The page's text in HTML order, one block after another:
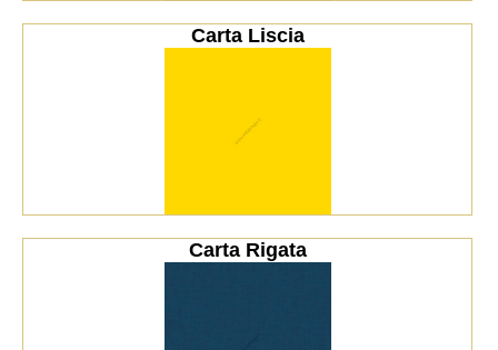
Carta Liscia
Carta Rigata